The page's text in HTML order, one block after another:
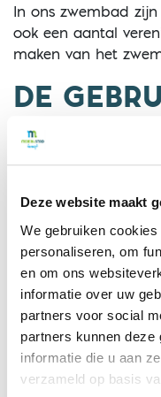
Deze website maakt
We gebruiken
personaliseren, om
en om ons
informatie over uw
partners voor social
partners kunnen deze
informatie die u aan
verzameld op basis
In ons zwembad
ook een aantal
maken van het
DE